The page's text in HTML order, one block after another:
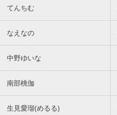
てんちむ
なえなの
中野ゆいな
南部桃伽
生見愛瑠(めるる)